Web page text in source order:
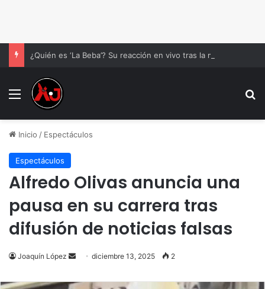
Menu
Inicio / Espectáculos
Espectáculos
Alfredo Olivas anuncia una
pausa en su carrera tras
difusión de noticias falsas
Joaquín López
Send
email
diciembre 13, 2025 2